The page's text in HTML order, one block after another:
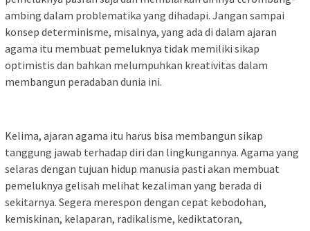
ambing dalam problematika yang dihadapi. Jangan sampai
konsep determinisme, misalnya, yang ada di dalam ajaran
agama itu membuat pemeluknya tidak memiliki sikap
optimistis dan bahkan melumpuhkan kreativitas dalam
membangun peradaban dunia ini.
Kelima, ajaran agama itu harus bisa membangun sikap
tanggung jawab terhadap diri dan lingkungannya. Agama yang
selaras dengan tujuan hidup manusia pasti akan membuat
pemeluknya gelisah melihat kezaliman yang berada di
sekitarnya. Segera merespon dengan cepat kebodohan,
kemiskinan, kelaparan, radikalisme, kediktatoran,